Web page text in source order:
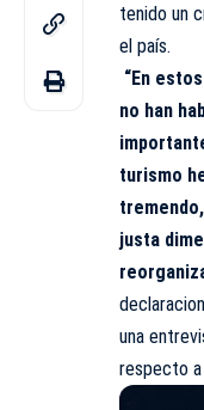
tenido un
el país.
“En
no han
turismo
justa
una
respecto a